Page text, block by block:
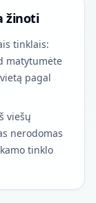
žinoti
tinklais:
matytumėte
pagal
viešų
nerodomas
tinklo